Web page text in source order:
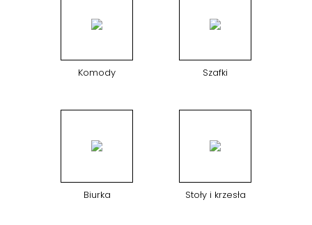
Komody Szafki
Biurka Stoły i krzesła